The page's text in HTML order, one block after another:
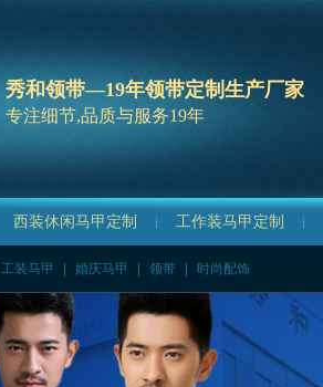
秀和领带—19年领带定制生产厂家
专注细节,品质与服务19年
西装休闲马甲定制 工作装马甲定制
工装马甲 婚庆马甲 领带 时尚配饰